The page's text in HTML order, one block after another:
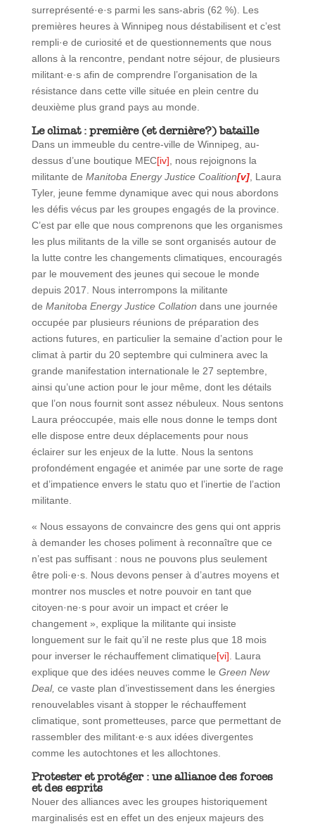
surreprésenté·e·s parmi les sans-abris (62 %). Les
premières heures à Winnipeg nous déstabilisent et c’est
rempli·e de curiosité et de questionnements que nous
allons à la rencontre, pendant notre séjour, de plusieurs
militant·e·s afin de comprendre l’organisation de la
résistance dans cette ville située en plein centre du
deuxième plus grand pays au monde.
Le climat : première (et dernière?) bataille
Dans un immeuble du centre-ville de Winnipeg, au-
dessus d’une boutique MEC[iv] , nous rejoignons la
militante de Manitoba Energy Justice Coalition[v], Laura
Tyler, jeune femme dynamique avec qui nous abordons
les défis vécus par les groupes engagés de la province.
C’est par elle que nous comprenons que les organismes
les plus militants de la ville se sont organisés autour de
la lutte contre les changements climatiques, encouragés
par le mouvement des jeunes qui secoue le monde
depuis 2017. Nous interrompons la militante
de Manitoba Energy Justice Collation dans une journée
occupée par plusieurs réunions de préparation des
actions futures, en particulier la semaine d’action pour le
climat à partir du 20 septembre qui culminera avec la
grande manifestation internationale le 27 septembre,
ainsi qu’une action pour le jour même, dont les détails
que l’on nous fournit sont assez nébuleux. Nous sentons
Laura préoccupée, mais elle nous donne le temps dont
elle dispose entre deux déplacements pour nous
éclairer sur les enjeux de la lutte. Nous la sentons
profondément engagée et animée par une sorte de rage
et d’impatience envers le statu quo et l’inertie de l’action
militante.
« Nous essayons de convaincre des gens qui ont appris
à demander les choses poliment à reconnaître que ce
n’est pas suffisant : nous ne pouvons plus seulement
être poli·e·s. Nous devons penser à d’autres moyens et
montrer nos muscles et notre pouvoir en tant que
citoyen·ne·s pour avoir un impact et créer le
changement », explique la militante qui insiste
longuement sur le fait qu’il ne reste plus que 18 mois
pour inverser le réchauffement climatique[vi] . Laura
explique que des idées neuves comme le Green New
Deal, ce vaste plan d’investissement dans les énergies
renouvelables visant à stopper le réchauffement
climatique, sont prometteuses, parce que permettant de
rassembler des militant·e·s aux idées divergentes
comme les autochtones et les allochtones.
Protester et protéger : une alliance des forces
et des esprits
Nouer des alliances avec les groupes historiquement
marginalisés est en effet un des enjeux majeurs des